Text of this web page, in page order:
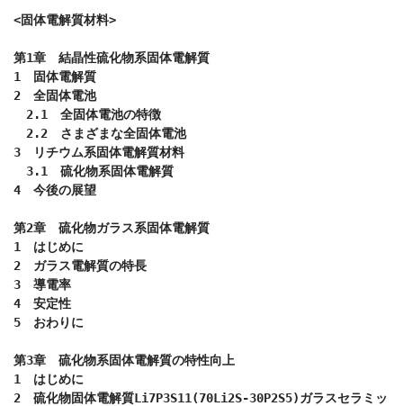
<固体電解質材料>
第1章　結晶性硫化物系固体電解質
1　固体電解質
2　全固体電池
2.1　全固体電池の特徴
2.2　さまざまな全固体電池
3　リチウム系固体電解質材料
3.1　硫化物系固体電解質
4　今後の展望
第2章　硫化物ガラス系固体電解質
1　はじめに
2　ガラス電解質の特長
3　導電率
4　安定性
5　おわりに
第3章　硫化物系固体電解質の特性向上
1　はじめに
2　硫化物固体電解質Li7P3S11(70Li2S-30P2S5)ガラスセラミッ